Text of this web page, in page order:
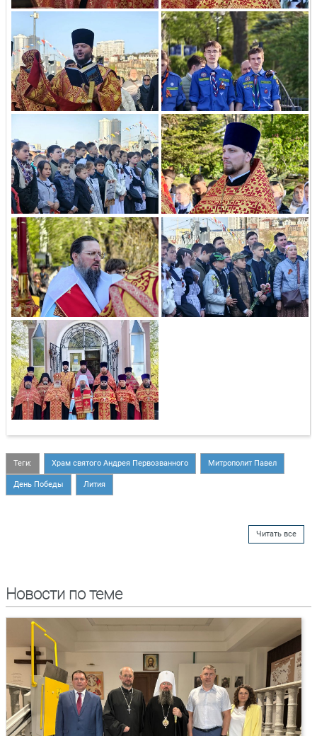
Теги: Храм святого Андрея Первозванного Митрополит Павел
День Победы Лития
Читать все
Новости по теме